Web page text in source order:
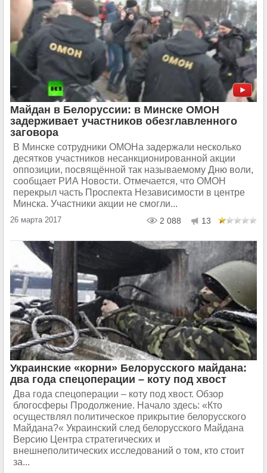
Беларуси
Майдан в Белоруссии: в Минске ОМОН
задерживает участников обезглавленного
заговора
В Минске сотрудники ОМОНа задержали несколько
десятков участников несанкционированной акции
оппозиции, посвящённой так называемому Дню воли,
сообщает РИА Новости. Отмечается, что ОМОН
перекрыл часть Проспекта Независимости в центре
Минска. Участники акции не смогли...
26 марта 2017 2 088 13
Украинские «корни» Белорусского майдана:
два года спецоперации – коту под хвост
Два года спецоперации – коту под хвост. Обзор
блогосферы Продолжение. Начало здесь: «Кто
осуществлял политическое прикрытие белорусского
Майдана?« Украинский след белорусского Майдана
Версию Центра стратегических и
внешнеполитических исследований о том, кто стоит
за...